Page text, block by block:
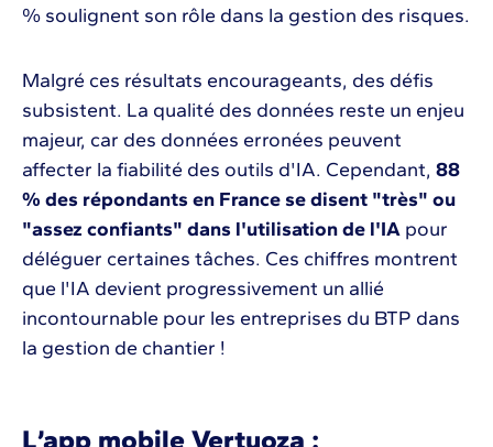
% soulignent son rôle dans la gestion des risques.
Malgré ces résultats encourageants, des défis
subsistent. La qualité des données reste un enjeu
majeur, car des données erronées peuvent
affecter la fiabilité des outils d'IA. Cependant, 88
% des répondants en France se disent "très" ou
"assez confiants" dans l'utilisation de l'IA pour
déléguer certaines tâches. Ces chiffres montrent
que l'IA devient progressivement un allié
incontournable pour les entreprises du BTP dans
la gestion de chantier !
L’app mobile Vertuoza :